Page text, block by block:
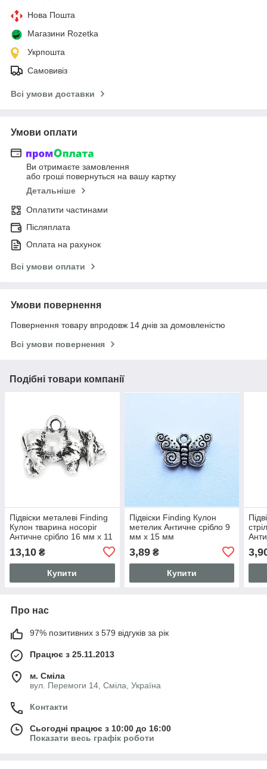
Нова Пошта
Магазини Rozetka
Укрпошта
Самовивіз
Всі умови доставки
Умови оплати
Ви отримаєте замовлення
або гроші повернуться на вашу картку
Детальніше
Оплатити частинами
Післяплата
Оплата на рахунок
Всі умови оплати
Умови повернення
Повернення товару впродовж 14 днів за домовленістю
Всі умови повернення
Подібні товари компанії
Підвіски металеві Finding
Кулон тварина носоріг
Античне срібло 16 мм x 11
13,10 ₴
Купити
Підвіски Finding Кулон
метелик Античне срібло 9
мм x 15 мм
3,89₴
Купити
Про нас
97% позитивних з 579 відгуків за рік
Працює з 25.11.2013
м. Сміла
вул. Перемоги 14, Сміла, Україна
Контакти
Сьогодні працює з 10:00 до 16:00
Показати весь графік роботи